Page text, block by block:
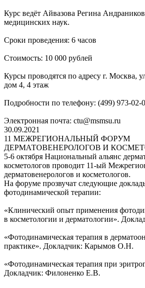
Курс ведёт Айвазова Регина
медицинских наук.
Сроки проведения: 6 часов
Стоимость: 10 000 рублей
Курсы проводятся по адресу г. Москва,
дом 4, 4 этаж
Подробности по телефону: (499) 973-02-
Электронная почта: ctu@msmsu.ru
30.09.2021
11 МЕЖРЕГИОНАЛЬНЫЙ ФОРУМ
ДЕРМАТОВЕНЕРОЛОГОВ И
5-6 октября Национальный альянс
косметологов проводит 11-ый
дерматовенерологов и косметологов.
На форуме прозвучат следующие
фотодинамической терапии:
«Клинический опыт применения
в косметологии и дерматологии».
«Фотодинамическая терапия в
практике». Докладчик: Карымов О.Н.
«Фотодинамическая терапия при
Докладчик: Филоненко Е.В.